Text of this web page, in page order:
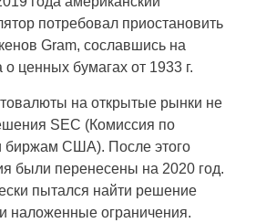
потребовал приостановить
Gram, сославшись на
ценных бумагах от 1933 г.
на открытые рынки не
SEC (Комиссия по
биржам США). После этого
были перенесены на 2020 год.
пытался найти решение
наложенные ограничения.